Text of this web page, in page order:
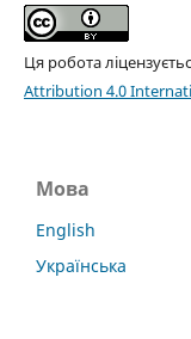
Ця робота
Attribution 4.0
Мова
English
Українська